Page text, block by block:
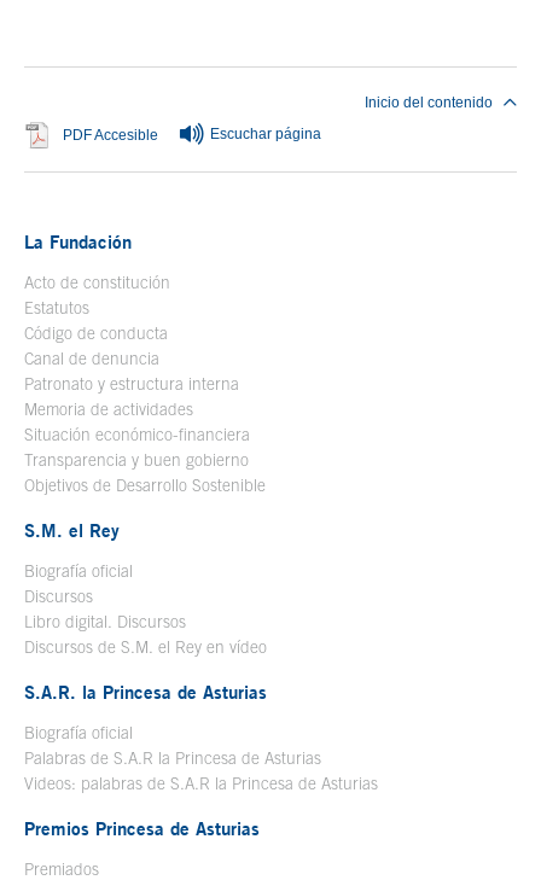
PDF Accesible Se abre en ventana nueva
Escuchar página
Inicio del contenido
La Fundación
Acto de constitución
Estatutos
Código de conducta
Canal de denuncia
Patronato y estructura interna
Memoria de actividades
Situación económico-financiera
Transparencia y buen gobierno
Objetivos de Desarrollo Sostenible
S.M. el Rey
Biografía oficial
Discursos
Libro digital. Discursos
Discursos de S.M. el Rey en vídeo
S.A.R. la Princesa de Asturias
Biografía oficial
Palabras de S.A.R la Princesa de Asturias
Videos: palabras de S.A.R la Princesa de Asturias
Premios Princesa de Asturias
Premiados